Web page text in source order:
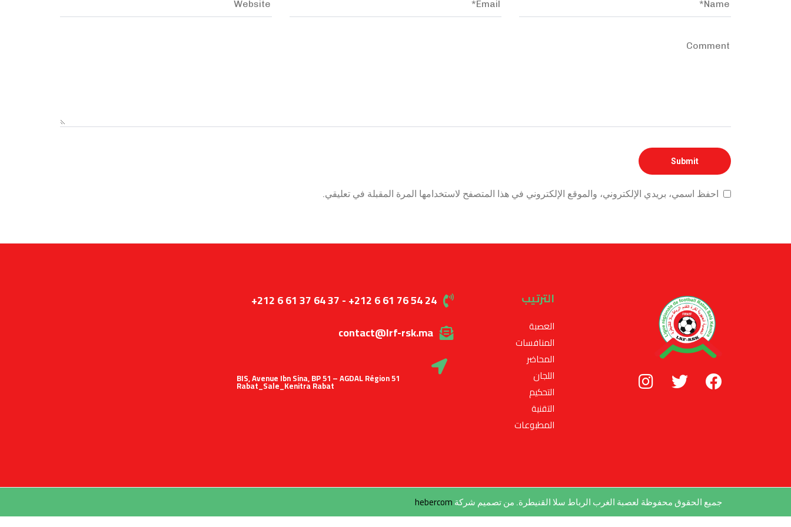
احفظ اسمي، بريدي الإلكتروني، والموقع الإلكتروني في هذا المتصفح لاستخدامها المرة المقبلة في تعليقي.
الترتيب
العصبة
المنافسات
المحاضر
اللجان
التحكيم
التقنية
المطبوعات
+212 6 61 37 64 37 - +212 6 61 76 54 24
contact@lrf-rsk.ma
51 BIS, Avenue Ibn Sina, BP 51 – AGDAL Région
Rabat_Sale_Kenitra Rabat
جميع الحقوق محفوظة لعصبة الغرب الرباط سلا القنيطرة. من تصميم شركة hebercom